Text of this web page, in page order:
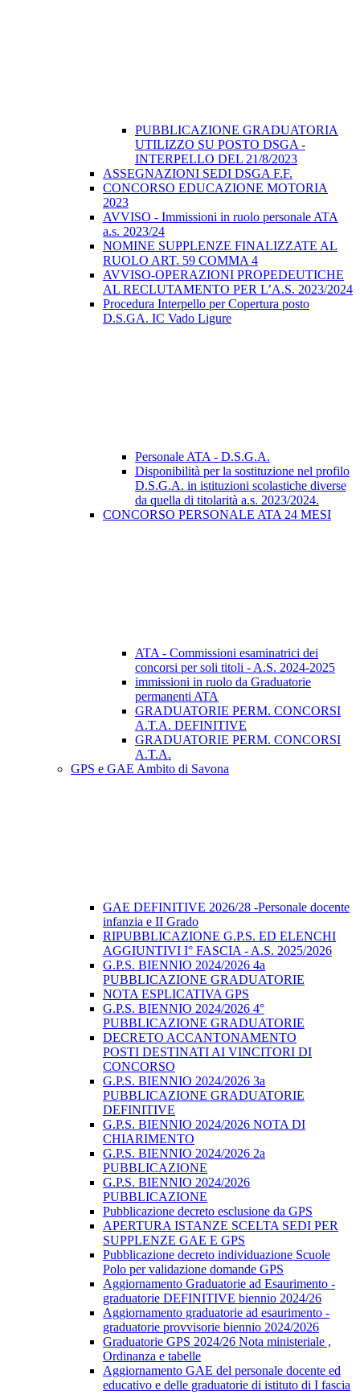
PUBBLICAZIONE GRADUATORIA
UTILIZZO SU POSTO DSGA -
INTERPELLO DEL 21/8/2023
ASSEGNAZIONI SEDI DSGA F.F.
CONCORSO EDUCAZIONE MOTORIA
2023
AVVISO - Immissioni in ruolo personale ATA
a.s. 2023/24
NOMINE SUPPLENZE FINALIZZATE AL
RUOLO ART. 59 COMMA 4
AVVISO-OPERAZIONI PROPEDEUTICHE
AL RECLUTAMENTO PER L’A.S. 2023/2024
Procedura Interpello per Copertura posto
D.S.GA. IC Vado Ligure
Personale ATA - D.S.G.A.
Disponibilità per la sostituzione nel profilo
D.S.G.A. in istituzioni scolastiche diverse
da quella di titolarità a.s. 2023/2024.
CONCORSO PERSONALE ATA 24 MESI
ATA - Commissioni esaminatrici dei
concorsi per soli titoli - A.S. 2024-2025
immissioni in ruolo da Graduatorie
permanenti ATA
GRADUATORIE PERM. CONCORSI
A.T.A. DEFINITIVE
GRADUATORIE PERM. CONCORSI
A.T.A.
GPS e GAE Ambito di Savona
GAE DEFINITIVE 2026/28 -Personale docente
infanzia e II Grado
RIPUBBLICAZIONE G.P.S. ED ELENCHI
AGGIUNTIVI I° FASCIA - A.S. 2025/2026
G.P.S. BIENNIO 2024/2026 4a
PUBBLICAZIONE GRADUATORIE
NOTA ESPLICATIVA GPS
G.P.S. BIENNIO 2024/2026 4°
PUBBLICAZIONE GRADUATORIE
DECRETO ACCANTONAMENTO
POSTI DESTINATI AI VINCITORI DI
CONCORSO
G.P.S. BIENNIO 2024/2026 3a
PUBBLICAZIONE GRADUATORIE
DEFINITIVE
G.P.S. BIENNIO 2024/2026 NOTA DI
CHIARIMENTO
G.P.S. BIENNIO 2024/2026 2a
PUBBLICAZIONE
G.P.S. BIENNIO 2024/2026
PUBBLICAZIONE
Pubblicazione decreto esclusione da GPS
APERTURA ISTANZE SCELTA SEDI PER
SUPPLENZE GAE E GPS
Pubblicazione decreto individuazione Scuole
Polo per validazione domande GPS
Aggiornamento Graduatorie ad Esaurimento -
graduatorie DEFINITIVE biennio 2024/26
Aggiornamento graduatorie ad esaurimento -
graduatorie provvisorie biennio 2024/2026
Graduatorie GPS 2024/26 Nota ministeriale ,
Ordinanza e tabelle
Aggiornamento GAE del personale docente ed
educativo e delle graduatorie di istituto di I fascia